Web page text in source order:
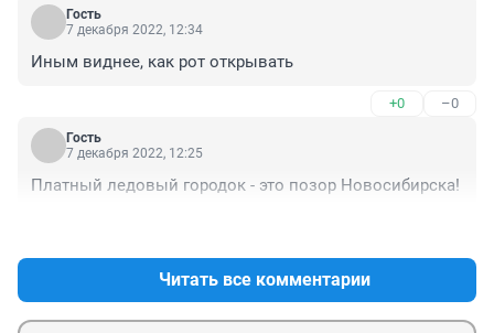
Гость
7 декабря 2022, 12:34
Иным виднее, как рот открывать
+0 –0
Гость
7 декабря 2022, 12:25
Платный ледовый городок - это позор Новосибирска!
Читать все комментарии